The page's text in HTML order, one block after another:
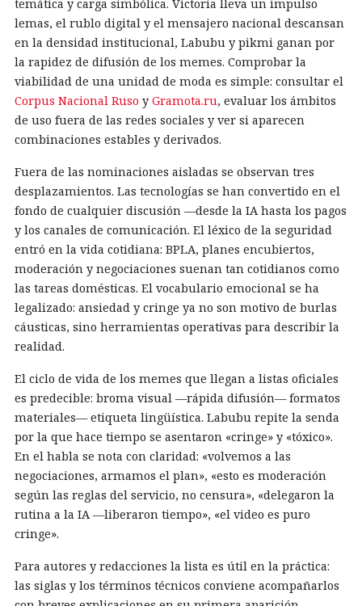
temática y carga simbólica. Victoria lleva un impulso
lemas, el rublo digital y el mensajero nacional descansan
en la densidad institucional, Labubu y pikmi ganan por
la rapidez de difusión de los memes. Comprobar la
viabilidad de una unidad de moda es simple: consultar el
Corpus Nacional Ruso y Gramota.ru, evaluar los ámbitos
de uso fuera de las redes sociales y ver si aparecen
combinaciones estables y derivados.
Fuera de las nominaciones aisladas se observan tres
desplazamientos. Las tecnologías se han convertido en el
fondo de cualquier discusión —desde la IA hasta los pagos
y los canales de comunicación. El léxico de la seguridad
entró en la vida cotidiana: BPLA, planes encubiertos,
moderación y negociaciones suenan tan cotidianos como
las tareas domésticas. El vocabulario emocional se ha
legalizado: ansiedad y cringe ya no son motivo de burlas
cáusticas, sino herramientas operativas para describir la
realidad.
El ciclo de vida de los memes que llegan a listas oficiales
es predecible: broma visual —rápida difusión— formatos
materiales— etiqueta lingüística. Labubu repite la senda
por la que hace tiempo se asentaron «cringe» y «tóxico».
En el habla se nota con claridad: «volvemos a las
negociaciones, armamos el plan», «esto es moderación
según las reglas del servicio, no censura», «delegaron la
rutina a la IA —liberaron tiempo», «el video es puro
cringe».
Para autores y redacciones la lista es útil en la práctica:
las siglas y los términos técnicos conviene acompañarlos